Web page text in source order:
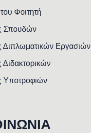
Φοιτητή
Σπουδών
Διπλωματικών Εργασιών
Διδακτορικών
Υποτροφιών